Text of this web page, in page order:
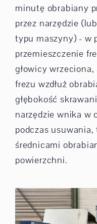
minutę obrabiany
przez narzędzie
typu maszyny) - w
przemieszczenie
głowicy
frezu wzdłuż
głębokość
narzędzie wnika w
podczas
średnicami
powierzchni.